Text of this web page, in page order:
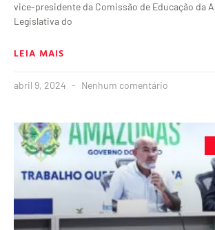
vice-presidente da Comissão de Educação da
Legislativa do
LEIA MAIS
abril 9, 2024 Nenhum comentário